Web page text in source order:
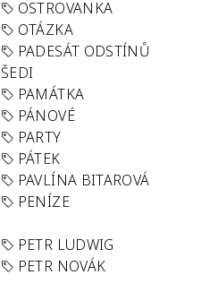
OSTROVANKA
OTÁZKA
PADESÁT ODSTÍNŮ
ŠEDI
PAMÁTKA
PÁNOVÉ
PARTY
PÁTEK
PAVLÍNA BITAROVÁ
PENÍZE
PETR LUDWIG
PETR NOVÁK